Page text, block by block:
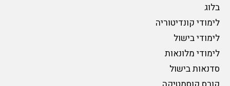
בלוג
לימודי קונדיטוריה
לימודי בישול
לימודי מלונאות
סדנאות בישול